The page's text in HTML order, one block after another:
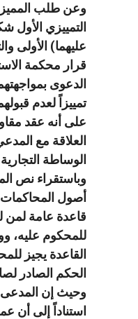
وعن طلب
التمييزي الأول
عليهما) الأولى
قرار محكمة
الدعوى
تمييزاً لعدم
على أنه عقد
العلاقة مع
الوساطة التجارية
أصول المحاكمات
قاعدة عامة لمن
للمحكوم عليه،
القاعدة يجيز
الحكم الصادر
وحيث إن المدعى
استناداً إلى أن